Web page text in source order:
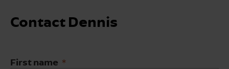
Contact Dennis
First name